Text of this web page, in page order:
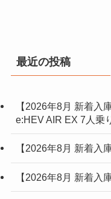
最近の投稿
【2026年8月 新着入
e:HEV AIR EX 7人乗
【2026年8月 新着入
【2026年8月 新着入